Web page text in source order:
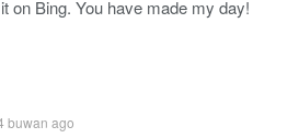
on Bing. You have made my day!
buwan ago